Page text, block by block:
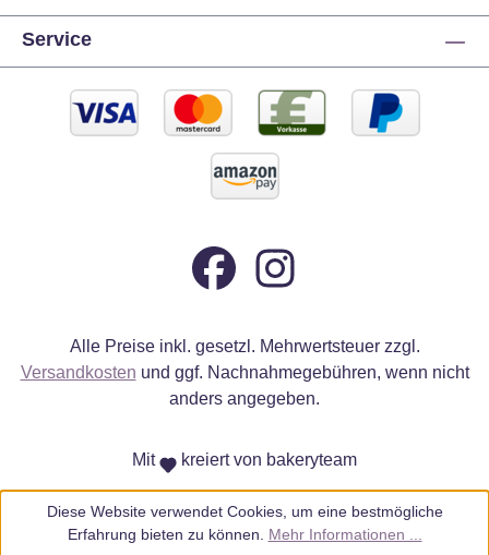
Service
Alle Preise inkl. gesetzl. Mehrwertsteuer zzgl.
Versandkosten und ggf. Nachnahmegebühren, wenn nicht
anders angegeben.
Mit kreiert von bakeryteam
Diese Website verwendet Cookies, um eine bestmögliche
Erfahrung bieten zu können. Mehr Informationen ...